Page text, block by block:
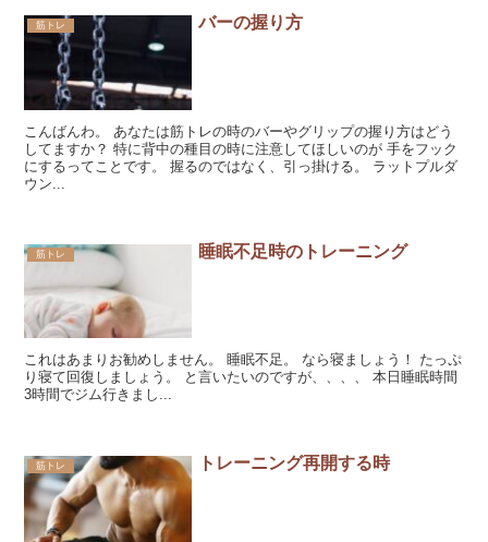
筋トレ バーの握り方
こんばんわ。 あなたは筋トレの時のバーやグリップの握り方はどう
してますか？ 特に背中の種目の時に注意してほしいのが 手をフック
にするってことです。 握るのではなく、引っ掛ける。 ラットプルダ
ウン...
筋トレ 睡眠不足時のトレーニング
これはあまりお勧めしません。 睡眠不足。 なら寝ましょう！ たっぷ
り寝て回復しましょう。 と言いたいのですが、、、、 本日睡眠時間
3時間でジム行きまし...
筋トレ トレーニング再開する時